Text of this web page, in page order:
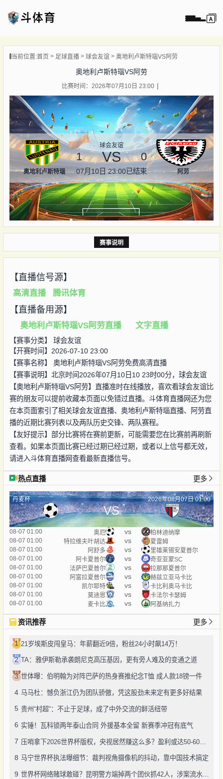
播
像
闻
当前位置:首页 足球直播 球会友谊 奥地利卢斯特瑙VS阿劳
奥地利卢斯特瑙VS阿劳
比赛时间：2026年07月10日 23:00
奥地利卢斯特瑙
球会友谊
1 VS 0
07月10日 23:00已结束 阿劳
赛事说明
【直播信号源】
高清直播 腾讯体育
【直播备用源】
奥地利卢斯特瑙VS阿劳直播 文字直播
【赛事分类】 球会友谊
【开赛时间】2026-07-10 23:00
【赛事名称】 奥地利卢斯特瑙VS阿劳免费高清直播
【赛事说明】北京时间2026年07月10日10 23时00分，球会友谊
【奥地利卢斯特瑙VS阿劳】直播准时在线播放，喜欢看球会友谊比
赛的朋友可以提前收藏本页面以免错过直播。斗体育直播网还为您
在本页面索引了相关球会友谊直播、奥地利卢斯特瑙直播、阿劳直
播的近期比赛列表以及两队历史交锋、两队赛程。
【友好提示】部分比赛将在赛前更新，可能需要您在比赛前再刷新
查看。如果本页面比赛已经过期已经过期，或者以上信号都无效，
请进入斗体育直播网查看最新直播信号。
热点直播 更多
丹麦杯 2026年08月07日 01:00
VS
08-07 01:00 奥厄 vs
柏林迪纳摩
08-07 01:00
特拉维夫叶胡达 vs
夏雷姆
08-07 01:00
阿舒多 vs
里雄莱锡安夏普尔
08-07 01:00
阿卡夏普尔 vs
奇亚亚蒙SC
08-07 01:00
法萨巴夏普尔 vs
拉那那夏普尔
08-07 01:00
阿富拉夏普尔 vs
赫兹立亚马卡比
08-07 01:00
凯尔耶特 vs
卡比利奥马卡比
08-07 01:00
莫迪恩 vs
卡法尔卡瑟姆
08-07 01:00
麦卡比 vs 阿基纳扎力
资讯推荐 更多
1 21岁埃斯皮闯皇马：年薪翻近9倍，粉丝24小时飙14万！
2 TA：雅伊斯勒承袭朗尼克高压基因，更有旁人难及的变通之道
3 世体曝：伯明翰为对阵巴萨的热身赛推纪念T恤 成人款18镑一件
4 马马杜：憾负浙江仍为团队骄傲，凭这股劲未来定有更多好结果
5 贵州“村超”：不止于足球，成了中外交流的鲜活纽带
6 实锤！瓦科锁两年泰山合同 外援基本全留 新赛季冲冠有底气
7 压哨拿下2026世界杯版权，央视居然赚这么多？盈利或达50-60亿！
8 马宁世界杯执法曝细节：裁判视角摄像机的抖动，靠中国技术搞定
9 世界杯网络赌球敢碰？昆明警方端掉两个团伙抓42人，涉案流水超三千万